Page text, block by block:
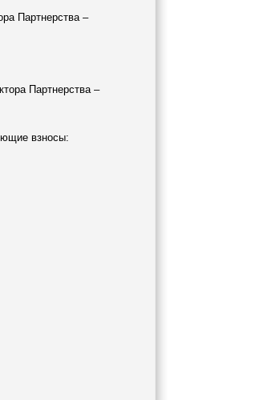
Партнерства –
Партнерства –
взносы: